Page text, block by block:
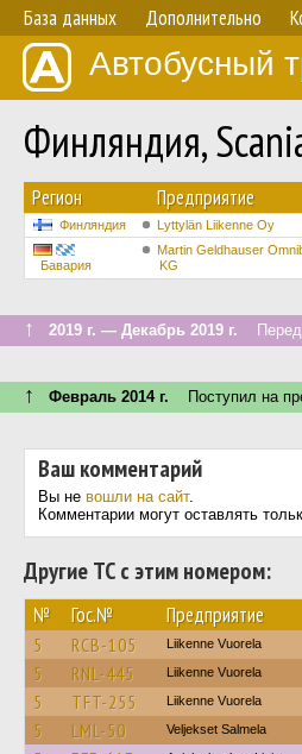
База данных Дополнительно
Автобусный
Финляндия,
Регион Предприятие
Финляндия Lyttylän Liikenne Oy
Бавария
Martin Geldhauser
KG
↑ 2019 г. — Декабрь 2019 г.
↑ Февраль 2014 г. Поступил на
Ваш комментарий
Вы не вошли на сайт.
Комментарии могут оставлять
Другие ТС с этим номером:
№ Гос.№ Предприятие
5 RCB-105 Liikenne Vuorela
5 RNL-445 Liikenne Vuorela
5 TFT-255 Liikenne Vuorela
5 LML-50 Veljekset Salmela